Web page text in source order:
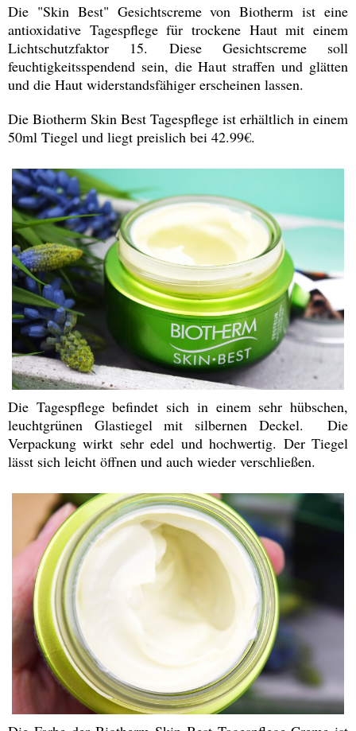
Die "Skin Best" Gesichtscreme von Biotherm ist eine
antioxidative Tagespflege für trockene Haut mit einem
Lichtschutzfaktor 15. Diese Gesichtscreme soll
feuchtigkeitsspendend sein, die Haut straffen und glätten
und die Haut widerstandsfähiger erscheinen lassen.
Die Biotherm Skin Best Tagespflege ist erhältlich in einem
50ml Tiegel und liegt preislich bei 42.99€.
Die Tagespflege befindet sich in einem sehr hübschen,
leuchtgrünen Glastiegel mit silbernen Deckel. Die
Verpackung wirkt sehr edel und hochwertig. Der Tiegel
lässt sich leicht öffnen und auch wieder verschließen.